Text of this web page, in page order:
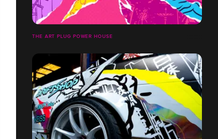
THE ART PLUG POWER HOUSE